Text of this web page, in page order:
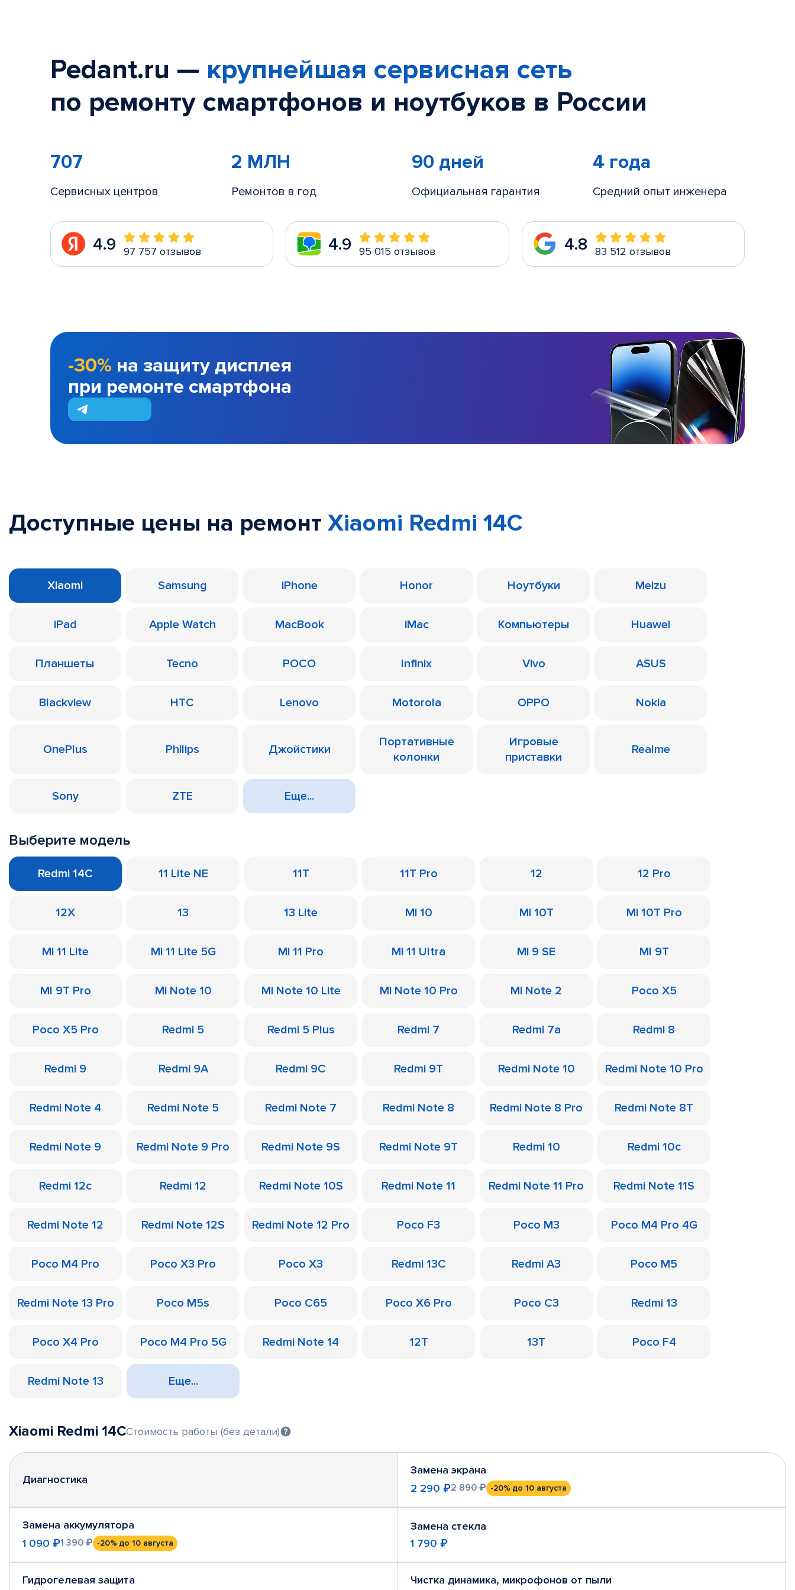
Pedant.ru — крупнейшая сервисная сеть
по ремонту смартфонов и ноутбуков в России
707
Сервисных центров
2 МЛН
Ремонтов в год
90 дней
Официальная гарантия
4 года
Средний опыт инженера
4.9 97 757 отзывов 4.9 95 015 отзывов 4.8 83 512 отзывов
-30% на защиту дисплея
при ремонте смартфона
Доступные цены на ремонт Xiaomi Redmi 14C
Xiaomi Samsung iPhone Honor Ноутбуки Meizu
iPad Apple Watch MacBook iMac Компьютеры Huawei
Планшеты Tecno POCO Infinix Vivo ASUS
Blackview HTC Lenovo Motorola OPPO Nokia
OnePlus Philips Джойстики
Портативные
колонки
Игровые
приставки
Realme
Sony ZTE Еще...
Выберите модель
Redmi 14C 11 Lite NE 11T 11T Pro 12 12 Pro
12X 13 13 Lite Mi 10 Mi 10T Mi 10T Pro
Mi 11 Lite Mi 11 Lite 5G Mi 11 Pro Mi 11 Ultra Mi 9 SE MI 9T
MI 9T Pro Mi Note 10 Mi Note 10 Lite Mi Note 10 Pro Mi Note 2 Poco X5
Poco X5 Pro Redmi 5 Redmi 5 Plus Redmi 7 Redmi 7a Redmi 8
Redmi 9 Redmi 9A Redmi 9C Redmi 9T Redmi Note 10 Redmi Note 10 Pro
Redmi Note 4 Redmi Note 5 Redmi Note 7 Redmi Note 8 Redmi Note 8 Pro Redmi Note 8T
Redmi Note 9 Redmi Note 9 Pro Redmi Note 9S Redmi Note 9T Redmi 10 Redmi 10c
Redmi 12c Redmi 12 Redmi Note 10S Redmi Note 11 Redmi Note 11 Pro Redmi Note 11S
Redmi Note 12 Redmi Note 12S Redmi Note 12 Pro Poco F3 Poco M3 Poco M4 Pro 4G
Poco M4 Pro Poco X3 Pro Poco X3 Redmi 13C Redmi A3 Poco M5
Redmi Note 13 Pro Poco M5s Poco C65 Poco X6 Pro Poco C3 Redmi 13
Poco X4 Pro Poco M4 Pro 5G Redmi Note 14 12T 13T Poco F4
Redmi Note 13 Еще...
Xiaomi Redmi 14CСтоимость работы (без детали)
Диагностика
Замена экрана
2 290 ₽2 890 ₽ -20% до 10 августа
Замена аккумулятора
1 090 ₽1 390 ₽ -20% до 10 августа
Замена стекла
1 790 ₽
Гидрогелевая защита Чистка динамика, микрофонов от пыли